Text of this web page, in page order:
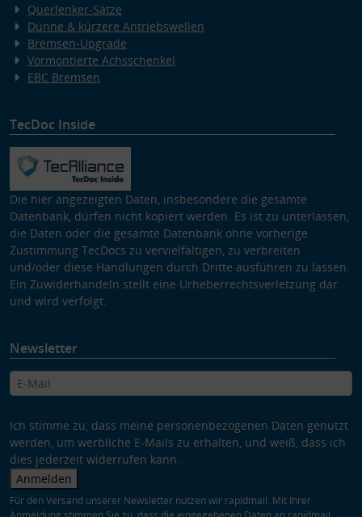
Querlenker-Sätze
Dünne & kürzere Antriebswellen
Bremsen-Upgrade
Vormontierte Achsschenkel
EBC Bremsen
TecDoc Inside
Die hier angezeigten Daten, insbesondere die gesamte
Datenbank, dürfen nicht kopiert werden. Es ist zu unterlassen,
die Daten oder die gesamte Datenbank ohne vorherige
Zustimmung TecDocs zu vervielfältigen, zu verbreiten
und/oder diese Handlungen durch Dritte ausführen zu lassen.
Ein Zuwiderhandeln stellt eine Urheberrechtsverletzung dar
und wird verfolgt.
Newsletter
Ich stimme zu, dass meine personenbezogenen Daten genutzt
werden, um werbliche E-Mails zu erhalten, und weiß, dass ich
dies jederzeit widerrufen kann.
Anmelden
Für den Versand unserer Newsletter nutzen wir rapidmail. Mit Ihrer